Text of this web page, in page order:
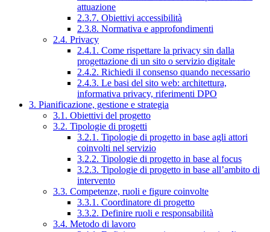
attuazione
2.3.7. Obiettivi accessibilità
2.3.8. Normativa e approfondimenti
2.4. Privacy
2.4.1. Come rispettare la privacy sin dalla
progettazione di un sito o servizio digitale
2.4.2. Richiedi il consenso quando necessario
2.4.3. Le basi del sito web: architettura,
informativa privacy, riferimenti DPO
3. Pianificazione, gestione e strategia
3.1. Obiettivi del progetto
3.2. Tipologie di progetti
3.2.1. Tipologie di progetto in base agli attori
coinvolti nel servizio
3.2.2. Tipologie di progetto in base al focus
3.2.3. Tipologie di progetto in base all’ambito di
intervento
3.3. Competenze, ruoli e figure coinvolte
3.3.1. Coordinatore di progetto
3.3.2. Definire ruoli e responsabilità
3.4. Metodo di lavoro